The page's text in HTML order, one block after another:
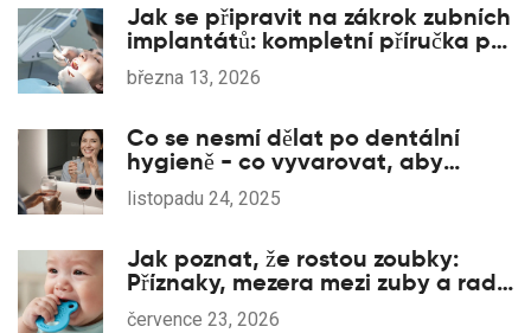
Jak se připravit na zákrok zubních
implantátů: kompletní příručka pro
klidný a bezpečný průběh
března 13, 2026
Co se nesmí dělat po dentální
hygieně - co vyvarovat, aby
nebyly poškozeny zuby
listopadu 24, 2025
Jak poznat, že rostou zoubky:
Příznaky, mezera mezi zuby a rady
pro rodiče
července 23, 2026